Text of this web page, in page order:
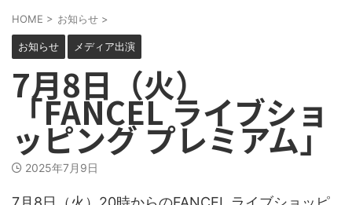
HOME > お知らせ >
お知らせ メディア出演
7月8日（火）
「FANCEL ライブショ
ッピング プレミアム」
2025年7月9日